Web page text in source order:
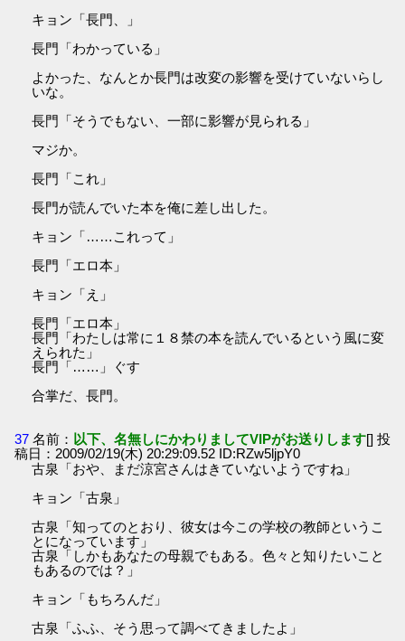
キョン「長門、」
長門「わかっている」
よかった、なんとか長門は改変の影響を受けていないらし
いな。
長門「そうでもない、一部に影響が見られる」
マジか。
長門「これ」
長門が読んでいた本を俺に差し出した。
キョン「……これって」
長門「エロ本」
キョン「え」
長門「エロ本」
長門「わたしは常に１８禁の本を読んでいるという風に変
えられた」
長門「……」ぐす
合掌だ、長門。
37 名前： 以下、名無しにかわりましてVIPがお送りします[] 投
稿日：2009/02/19(木) 20:29:09.52 ID:RZw5ljpY0
古泉「おや、まだ涼宮さんはきていないようですね」
キョン「古泉」
古泉「知ってのとおり、彼女は今この学校の教師というこ
とになっています」
古泉「しかもあなたの母親でもある。色々と知りたいこと
もあるのでは？」
キョン「もちろんだ」
古泉「ふふ、そう思って調べてきましたよ」